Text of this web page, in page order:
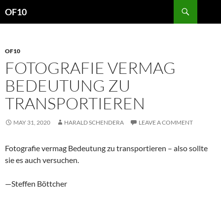
OF10
OF10
FOTOGRAFIE VERMAG
BEDEUTUNG ZU
TRANSPORTIEREN
MAY 31, 2020 HARALD SCHENDERA LEAVE A COMMENT
Fotografie vermag Bedeutung zu transportieren – also sollte
sie es auch versuchen.
—Steffen Böttcher